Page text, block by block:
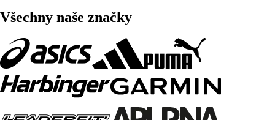
Všechny naše značky